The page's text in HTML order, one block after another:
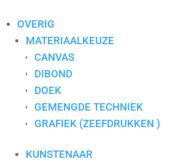
OVERIG
MATERIAALKEUZE
CANVAS
DIBOND
DOEK
GEMENGDE TECHNIEK
GRAFIEK (ZEEFDRUKKEN )
KUNSTENAAR
Thema
Abstract
Formaat
80×100
Materiaal
Zeefdruk
CONTACT
Art for Company
Mobiel:+31-(0)6-24640033